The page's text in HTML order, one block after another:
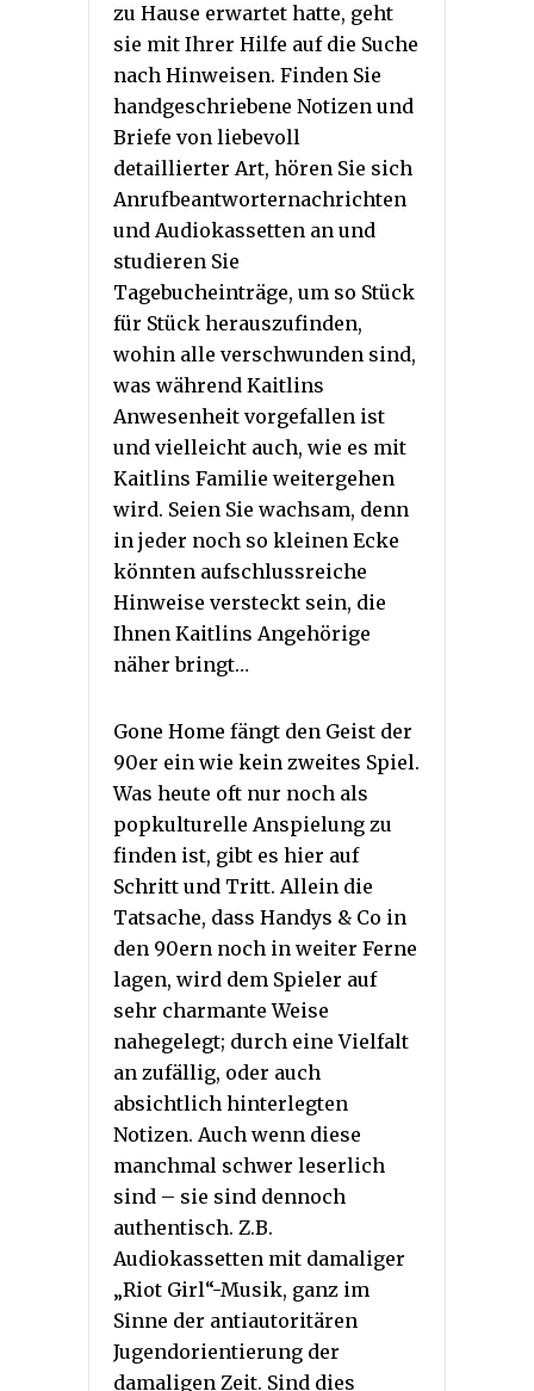
zu Hause erwartet hatte, geht
sie mit Ihrer Hilfe auf die Suche
nach Hinweisen. Finden Sie
handgeschriebene Notizen und
Briefe von liebevoll
detaillierter Art, hören Sie sich
Anrufbeantworternachrichten
und Audiokassetten an und
studieren Sie
Tagebucheinträge, um so Stück
für Stück herauszufinden,
wohin alle verschwunden sind,
was während Kaitlins
Anwesenheit vorgefallen ist
und vielleicht auch, wie es mit
Kaitlins Familie weitergehen
wird. Seien Sie wachsam, denn
in jeder noch so kleinen Ecke
könnten aufschlussreiche
Hinweise versteckt sein, die
Ihnen Kaitlins Angehörige
näher bringt…
Gone Home fängt den Geist der
90er ein wie kein zweites Spiel.
Was heute oft nur noch als
popkulturelle Anspielung zu
finden ist, gibt es hier auf
Schritt und Tritt. Allein die
Tatsache, dass Handys & Co in
den 90ern noch in weiter Ferne
lagen, wird dem Spieler auf
sehr charmante Weise
nahegelegt; durch eine Vielfalt
an zufällig, oder auch
absichtlich hinterlegten
Notizen. Auch wenn diese
manchmal schwer leserlich
sind – sie sind dennoch
authentisch. Z.B.
Audiokassetten mit damaliger
„Riot Girl“-Musik, ganz im
Sinne der antiautoritären
Jugendorientierung der
damaligen Zeit. Sind dies